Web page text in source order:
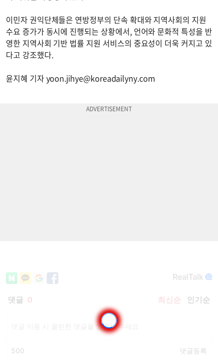
이민자 권익단체들은 연방정부의 단속 확대와 지역사회의 지원
수요 증가가 동시에 진행되는 상황에서, 언어와 문화적 특성을 반
영한 지역사회 기반 법률 지원 서비스의 중요성이 더욱 커지고 있
다고 강조했다.
윤지혜 기자yoon.jihye@koreadailyny.com